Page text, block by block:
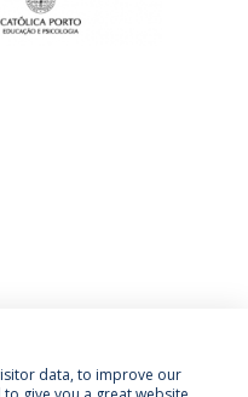
data, to improve our